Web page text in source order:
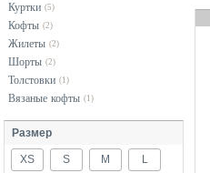
Куртки (5)
Кофты (2)
Жилеты (2)
Шорты (2)
Толстовки (1)
Вязаные кофты (1)
Размер
XS S M L